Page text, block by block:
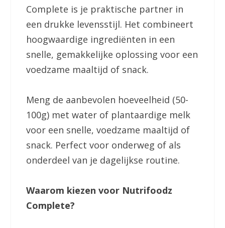
Complete is je praktische partner in
een drukke levensstijl. Het combineert
hoogwaardige ingrediënten in een
snelle, gemakkelijke oplossing voor een
voedzame maaltijd of snack.
Meng de aanbevolen hoeveelheid (50-
100g) met water of plantaardige melk
voor een snelle, voedzame maaltijd of
snack. Perfect voor onderweg of als
onderdeel van je dagelijkse routine.
Waarom kiezen voor Nutrifoodz
Complete?